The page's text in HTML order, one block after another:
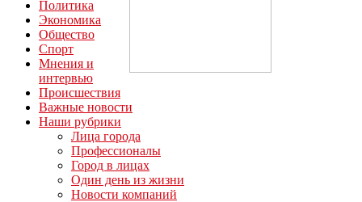
Политика
Экономика
Общество
Спорт
Мнения и
интервью
Происшествия
Важные новости
Наши рубрики
Лица города
Профессионалы
Город в лицах
Один день из жизни
Новости компаний